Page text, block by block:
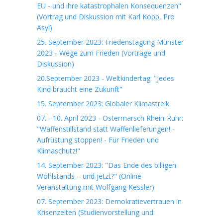
EU - und ihre katastrophalen Konsequenzen"
(Vortrag und Diskussion mit Karl Kopp, Pro
Asyl)
25. September 2023: Friedenstagung Münster
2023 - Wege zum Frieden (Vorträge und
Diskussion)
20.September 2023 - Weltkindertag: "Jedes
Kind braucht eine Zukunft"
15. September 2023: Globaler Klimastreik
07. - 10. April 2023 - Ostermarsch Rhein-Ruhr:
"Waffenstillstand statt Waffenlieferungen! -
Aufrüstung stoppen! - Für Frieden und
Klimaschutz!"
14. September 2023: "Das Ende des billigen
Wohlstands – und jetzt?" (Online-
Veranstaltung mit Wolfgang Kessler)
07. September 2023: Demokratievertrauen in
Krisenzeiten (Studienvorstellung und